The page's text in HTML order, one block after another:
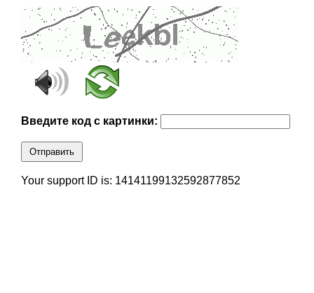
Введите код с картинки:
Отправить
Your support ID is: 14141199132592877852